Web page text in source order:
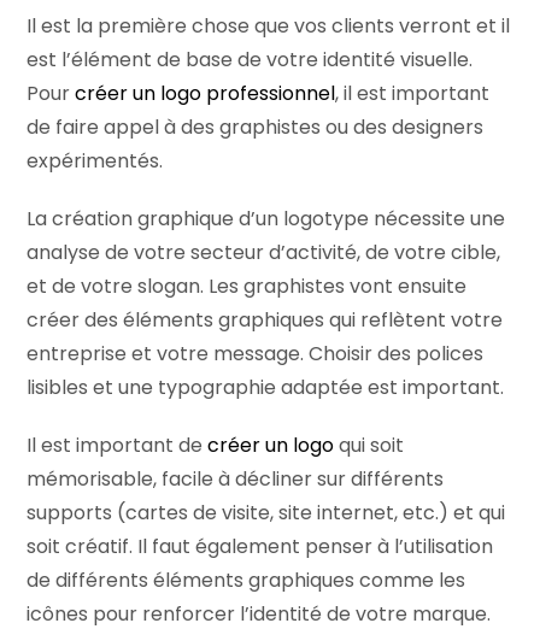
Il est la première chose que vos clients verront et il
est l’élément de base de votre identité visuelle.
Pourcréer un logo professionnel, il est important
de faire appel à des graphistes ou des designers
expérimentés.
La création graphique d’un logotype nécessite une
analyse de votre secteur d’activité, de votre cible,
et de votre slogan. Les graphistes vont ensuite
créer des éléments graphiques qui reflètent votre
entreprise et votre message. Choisir des polices
lisibles et une typographie adaptée est important.
Il est important decréer un logoqui soit
mémorisable, facile à décliner sur différents
supports (cartes de visite, site internet, etc.) et qui
soit créatif. Il faut également penser à l’utilisation
de différents éléments graphiques comme les
icônes pour renforcer l’identité de votre marque.